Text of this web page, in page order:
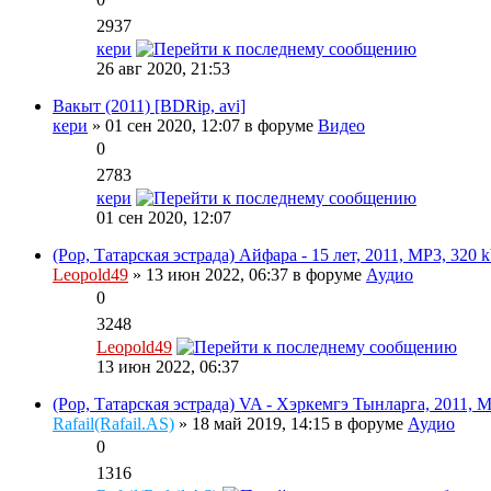
2937
кери
26 авг 2020, 21:53
Вакыт (2011) [BDRip, avi]
кери » 01 сен 2020, 12:07 в форуме Видео
0
2783
кери
01 сен 2020, 12:07
(Pop, Татарская эстрада) Айфара - 15 лет, 2011, MP3, 320
Leopold49 » 13 июн 2022, 06:37 в форуме Аудио
0
3248
Leopold49
13 июн 2022, 06:37
(Pop, Татарская эстрада) VA - Хэркемгэ Тынларга, 2011,
Rafail(Rafail.AS) » 18 май 2019, 14:15 в форуме Аудио
0
1316